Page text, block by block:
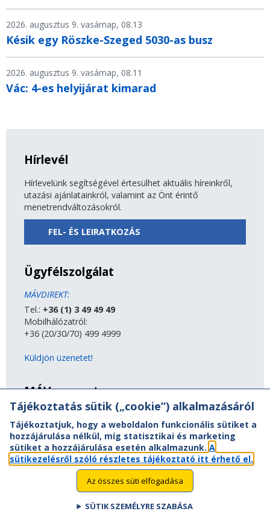
2026. augusztus 9. vasárnap, 08.13
Késik egy Röszke-Szeged 5030-as busz
2026. augusztus 9. vasárnap, 08.11
Vác: 4-es helyijárat kimarad
Hírlevél
Hírlevelünk segítségével értesülhet aktuális híreinkről,
utazási ajánlatainkról, valamint az Önt érintő
menetrendváltozásokról.
FEL- ÉS LEIRATKOZÁS
Ügyfélszolgálat
MÁVDIREKT:
Tel.: +36 (1) 3 49 49 49
Mobilhálózatról:
+36 (20/30/70) 499 4999
Küldjön üzenetet!
MÁV-csoport
A MÁV-csoport tagjai
Jogi útmutatás
Adatvédelem
Kapcsolat
Vasút a nagyvilágban
Akadálymentesítési nyilatkozat
Tájékoztatás sütik („cookie”) alkalmazásáról
Tájékoztatjuk, hogy a weboldalon funkcionális sütiket a
hozzájárulása nélkül, míg statisztikai és marketing
sütiket a hozzájárulása esetén alkalmazunk. A
sütikezelésről szóló részletes tájékoztató itt érhető el.
Az összes süti elfogadása
SÜTIK SZEMÉLYRE SZABÁSA